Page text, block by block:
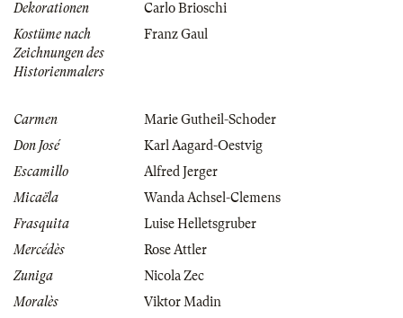
Dekorationen
Carlo Brioschi
Kostüme nach
Zeichnungen des
Historienmalers
Franz Gaul
Carmen
Marie Gutheil-Schoder
Don José
Karl Aagard-Oestvig
Escamillo
Alfred Jerger
Micaëla
Wanda Achsel-Clemens
Frasquita
Luise Helletsgruber
Mercédès
Rose Attler
Zuniga
Nicola Zec
Moralès
Viktor Madin